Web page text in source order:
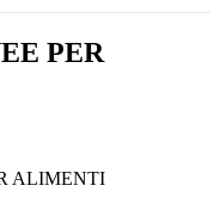
PER
ALIMENTI